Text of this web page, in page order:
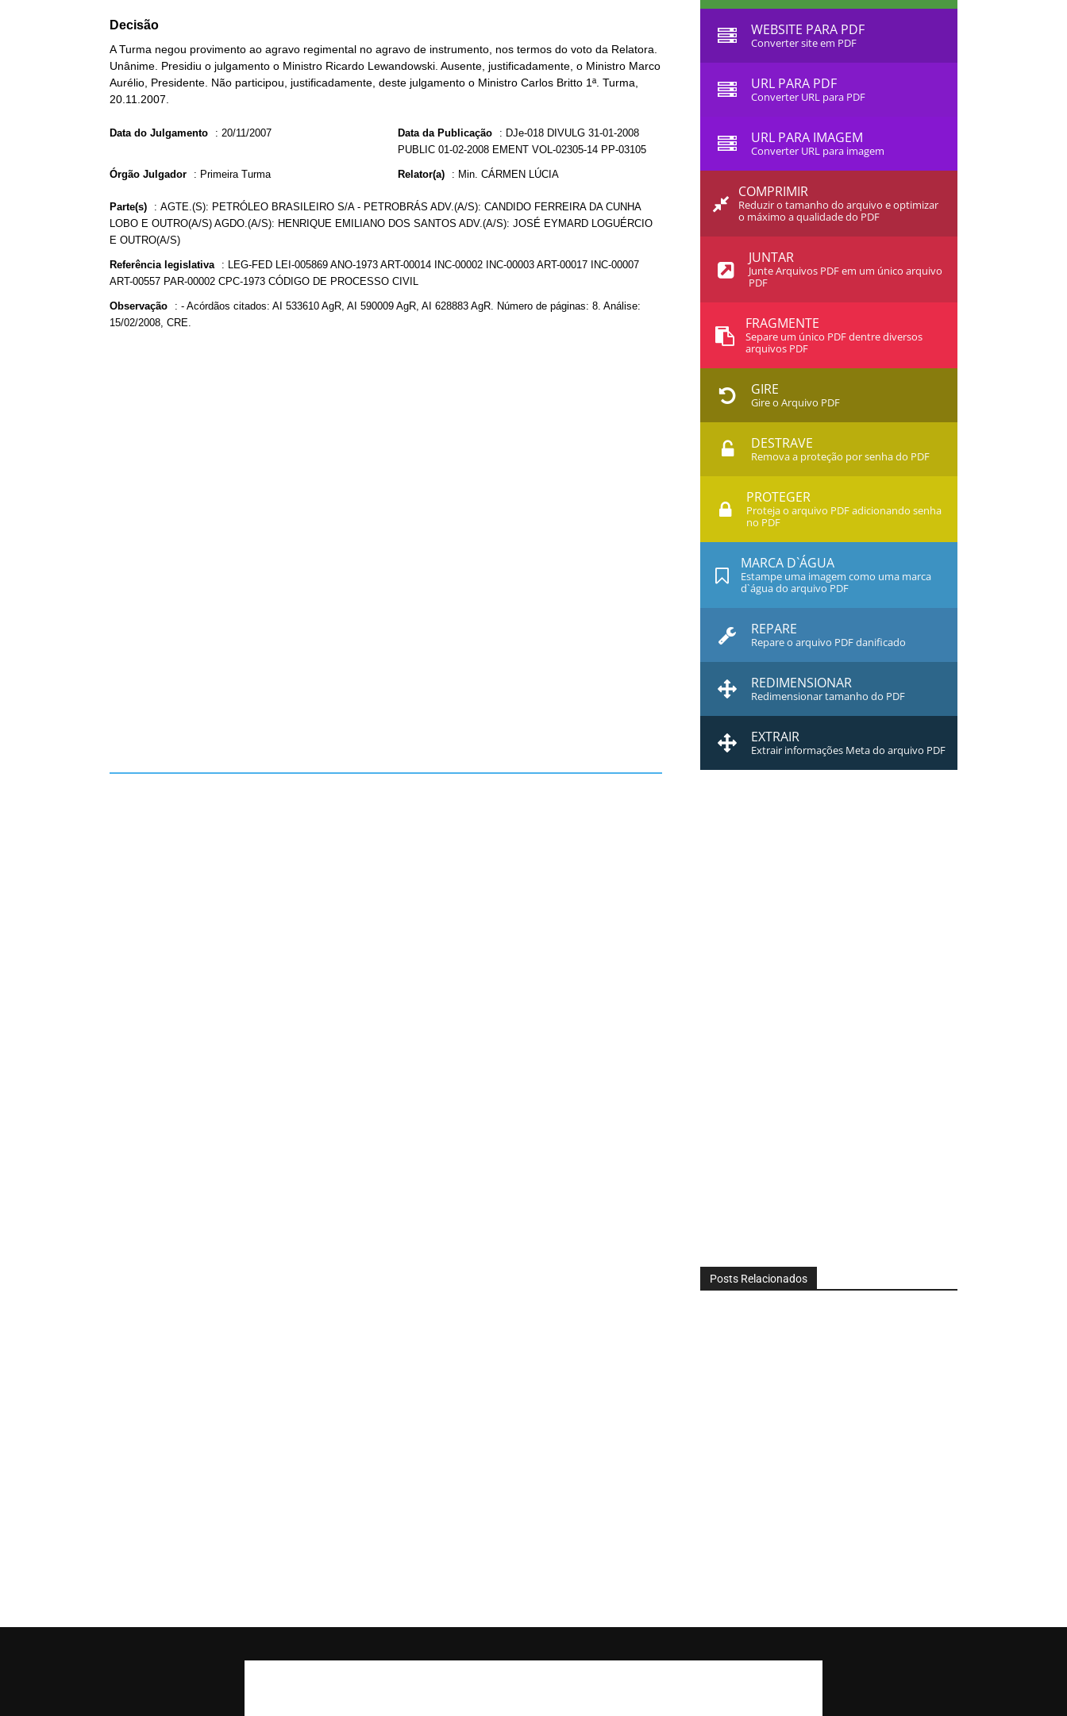
Decisão
A Turma negou provimento ao agravo regimental no agravo de instrumento, nos termos do voto da Relatora.
Unânime. Presidiu o julgamento o Ministro Ricardo Lewandowski. Ausente, justificadamente, o Ministro Marco
Aurélio, Presidente. Não participou, justificadamente, deste julgamento o Ministro Carlos Britto 1ª. Turma,
20.11.2007.
Data do Julgamento : 20/11/2007 Data da Publicação : DJe-018 DIVULG 31-01-2008
PUBLIC 01-02-2008 EMENT VOL-02305-14 PP-03105
Órgão Julgador : Primeira Turma Relator(a) : Min. CÁRMEN LÚCIA
Parte(s) : AGTE.(S): PETRÓLEO BRASILEIRO S/A - PETROBRÁS ADV.(A/S): CANDIDO FERREIRA DA CUNHA
LOBO E OUTRO(A/S) AGDO.(A/S): HENRIQUE EMILIANO DOS SANTOS ADV.(A/S): JOSÉ EYMARD LOGUÉRCIO
E OUTRO(A/S)
Referência legislativa : LEG-FED LEI-005869 ANO-1973 ART-00014 INC-00002 INC-00003 ART-00017 INC-00007
ART-00557 PAR-00002 CPC-1973 CÓDIGO DE PROCESSO CIVIL
Observação : - Acórdãos citados: AI 533610 AgR, AI 590009 AgR, AI 628883 AgR. Número de páginas: 8. Análise:
15/02/2008, CRE.
WEBSITE PARA PDF
Converter site em PDF
URL PARA PDF
Converter URL para PDF
URL PARA IMAGEM
Converter URL para imagem
COMPRIMIR
Reduzir o tamanho do arquivo e optimizar
o máximo a qualidade do PDF
JUNTAR
Junte Arquivos PDF em um único arquivo
PDF
FRAGMENTE
Separe um único PDF dentre diversos
arquivos PDF
GIRE
Gire o Arquivo PDF
DESTRAVE
Remova a proteção por senha do PDF
PROTEGER
Proteja o arquivo PDF adicionando senha
no PDF
MARCA D`ÁGUA
Estampe uma imagem como uma marca
d`água do arquivo PDF
REPARE
Repare o arquivo PDF danificado
REDIMENSIONAR
Redimensionar tamanho do PDF
EXTRAIR
Extrair informações Meta do arquivo PDF
Posts Relacionados